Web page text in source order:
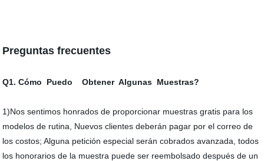
Preguntas frecuentes
Q1. Cómo Puedo Obtener Algunas Muestras?
1)Nos sentimos honrados de proporcionar muestras gratis para los
modelos de rutina, Nuevos clientes deberán pagar por el correo de
los costos; Alguna petición especial serán cobrados avanzada, todos
los honorarios de la muestra puede ser reembolsado después de un